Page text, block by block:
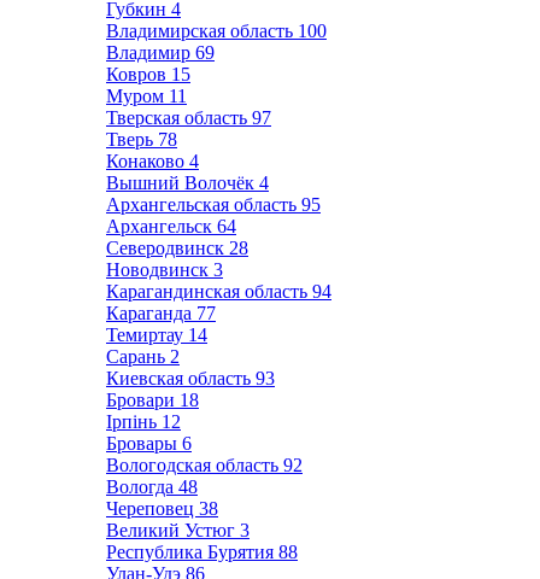
Губкин 4
Владимирская область 100
Владимир 69
Ковров 15
Муром 11
Тверская область 97
Тверь 78
Конаково 4
Вышний Волочёк 4
Архангельская область 95
Архангельск 64
Северодвинск 28
Новодвинск 3
Карагандинская область 94
Караганда 77
Темиртау 14
Сарань 2
Киевская область 93
Бровари 18
Ірпінь 12
Бровары 6
Вологодская область 92
Вологда 48
Череповец 38
Великий Устюг 3
Республика Бурятия 88
Улан-Удэ 86